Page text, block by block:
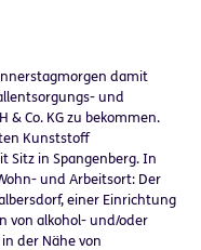
damit
und
& Co. KG zu bekommen.
Kunststoff
Sitz in Spangenberg. In
und Arbeitsort: Der
einer Einrichtung
von alkohol- und/oder
der Nähe von